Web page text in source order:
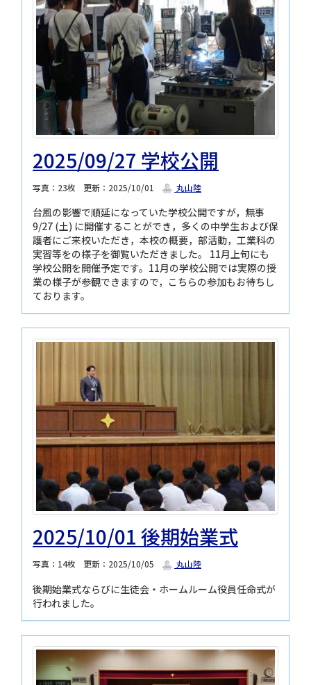
2025/09/27 学校公開
写真：23枚 更新：2025/10/01 丸山陸
台風の影響で順延になっていた学校公開ですが，無事
9/27 (土) に開催することができ，多くの中学生および保
護者にご来校いただき，本校の概要，部活動，工業科の
実習等をの様子を御覧いただきました。 11月上旬にも
学校公開を開催予定です。11月の学校公開では実際の授
業の様子が参観できますので，こちらの参加もお待ちし
ております。
2025/10/01 後期始業式
写真：14枚 更新：2025/10/05 丸山陸
後期始業式ならびに生徒会・ホームルーム役員任命式が
行われました。